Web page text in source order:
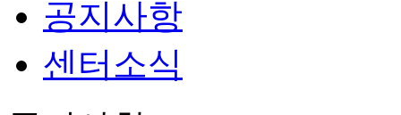
공지사항
센터소식